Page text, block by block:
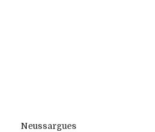
Neussargues